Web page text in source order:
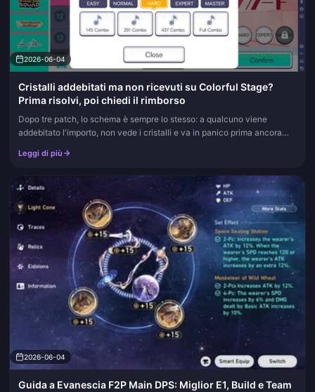
2026-06-04
Cristalli addebitati ma non ricevuti su Colorful Stage?
Prima risolvi, poi chiedi il rimborso
Dopo tre patch, lo schema è sempre lo stesso: a qualcuno viene
addebitato l'importo, non vede i cristalli e va in panico prima ancora
Leggi di più
2026-06-04
Guida a Evanescia F2P Main DPS: Miglior E1, Build e Team